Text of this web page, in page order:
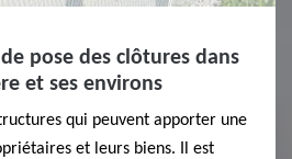
pose des clôtures dans
et ses environs
qui peuvent apporter une
et leurs biens. Il est